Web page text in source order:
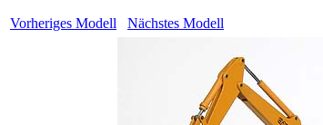
Vorheriges Modell Nächstes Modell